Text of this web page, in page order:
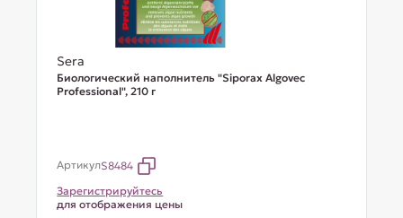
Sera
Биологический наполнитель "Siporax Algovec
Professional", 210 г
АртикулS8484
Зарегистрируйтесь
для отображения цены